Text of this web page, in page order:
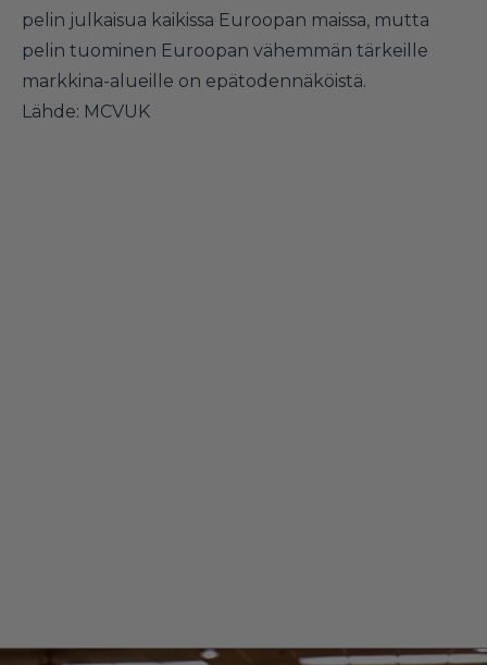
pelin julkaisua kaikissa Euroopan maissa, mutta
pelin tuominen Euroopan vähemmän tärkeille
markkina-alueille on epätodennäköistä.
Lähde: MCVUK